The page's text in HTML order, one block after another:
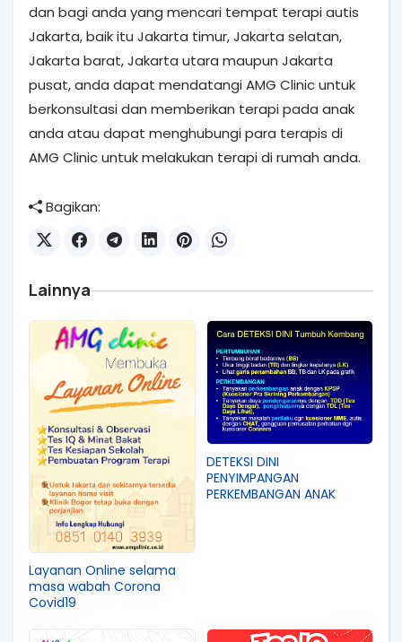
dan bagi anda yang mencari tempat terapi autis
Jakarta, baik itu Jakarta timur, Jakarta selatan,
Jakarta barat, Jakarta utara maupun Jakarta
pusat, anda dapat mendatangi AMG Clinic untuk
berkonsultasi dan memberikan terapi pada anak
anda atau dapat menghubungi para terapis di
AMG Clinic untuk melakukan terapi di rumah anda.
Bagikan:
Lainnya
Layanan Online selama
masa wabah Corona
Covid19
DETEKSI DINI
PENYIMPANGAN
PERKEMBANGAN ANAK